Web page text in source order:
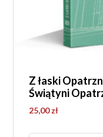
Z łaski
Świątyni
25,00zł